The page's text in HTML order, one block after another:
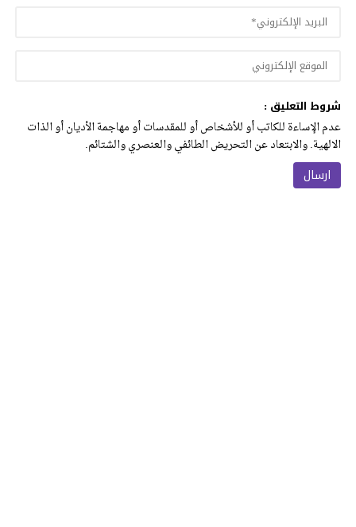
شروط التعليق :
عدم الإساءة للكاتب أو للأشخاص أو للمقدسات أو مهاجمة الأديان أو الذات
الالهية. والابتعاد عن التحريض الطائفي والعنصري والشتائم.